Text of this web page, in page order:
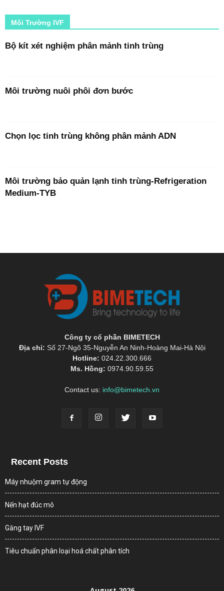
Môi Trường IVF
Bộ kít xét nghiệm phân mảnh tinh trùng
Môi trường nuôi phôi đơn bước
Chọn lọc tinh trùng không phân mảnh ADN
Môi trường bảo quản lạnh tinh trùng-Refrigeration
Medium-TYB
Công ty cổ phần BIMETECH
Địa chỉ: Số 27-Ngõ 35-Nguyễn An Ninh-Hoàng Mai-Hà Nội
Hotline: 024.22.300.666
Ms. Hồng: 0974.90.59.55
Contact us: info@bimetech.vn
Recent Posts
Máy nhuộm gram tự động
Nến hạt đúc mô
Găng tay IVF
Tiêu chuẩn phân loại hoá chất phân tích